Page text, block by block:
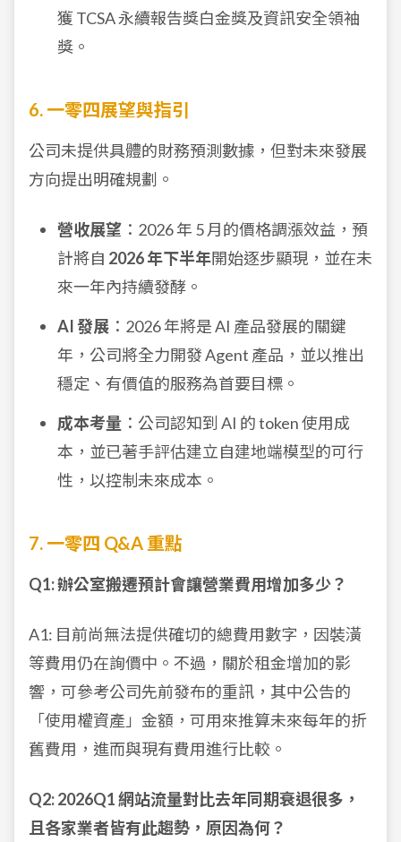
獲 TCSA 永續報告獎白金獎及資訊安全領袖
獎。
6. 一零四展望與指引
公司未提供具體的財務預測數據，但對未來發展
方向提出明確規劃。
營收展望 ：2026 年 5 月的價格調漲效益，預
計將自 2026 年下半年開始逐步顯現，並在未
來一年內持續發酵。
AI 發展 ：2026 年將是 AI 產品發展的關鍵
年，公司將全力開發 Agent 產品，並以推出
穩定、有價值的服務為首要目標。
成本考量 ：公司認知到 AI 的 token 使用成
本，並已著手評估建立自建地端模型的可行
性，以控制未來成本。
7. 一零四 Q&A 重點
Q1: 辦公室搬遷預計會讓營業費用增加多少？
A1: 目前尚無法提供確切的總費用數字，因裝潢
等費用仍在詢價中。不過，關於租金增加的影
響，可參考公司先前發布的重訊，其中公告的
「使用權資產」金額，可用來推算未來每年的折
舊費用，進而與現有費用進行比較。
Q2: 2026Q1 網站流量對比去年同期衰退很多，
且各家業者皆有此趨勢，原因為何？